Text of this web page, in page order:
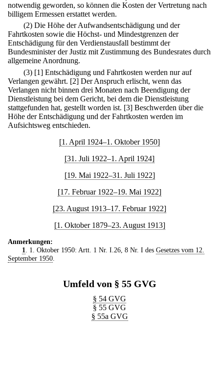
notwendig geworden, so können die Kosten der Vertretung nach
billigem Ermessen erstattet werden.
(2) Die Höhe der Aufwandsentschädigung und der
Fahrtkosten sowie die Höchst- und Mindestgrenzen der
Entschädigung für den Verdienstausfall bestimmt der
Bundesminister der Justiz mit Zustimmung des Bundesrates durch
allgemeine Anordnung.
(3) [1] Entschädigung und Fahrtkosten werden nur auf
Verlangen gewährt. [2] Der Anspruch erlischt, wenn das
Verlangen nicht binnen drei Monaten nach Beendigung der
Dienstleistung bei dem Gericht, bei dem die Dienstleistung
stattgefunden hat, gestellt worden ist. [3] Beschwerden über die
Höhe der Entschädigung und der Fahrtkosten werden im
Aufsichtsweg entschieden.
[1. April 1924–1. Oktober 1950]
[31. Juli 1922–1. April 1924]
[19. Mai 1922–31. Juli 1922]
[17. Februar 1922–19. Mai 1922]
[23. August 1913–17. Februar 1922]
[1. Oktober 1879–23. August 1913]
Anmerkungen:
1
. 1. Oktober 1950: Artt. 1 Nr. I.26, 8 Nr. I des Gesetzes vom 12.
September 1950
Umfeld von § 55 GVG
§ 54 GVG
§ 55 GVG
§ 55a GVG